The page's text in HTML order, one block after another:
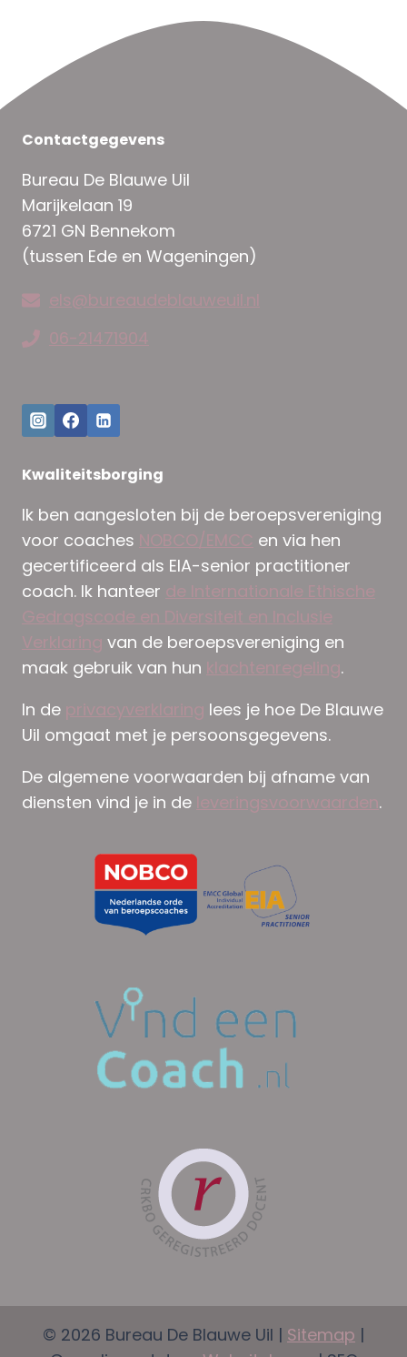
Contactgegevens
Bureau De Blauwe Uil
Marijkelaan 19
6721 GN Bennekom
(tussen Ede en Wageningen)
els@bureaudeblauweuil.nl
06-21471904
Kwaliteitsborging
Ik ben aangesloten bij de beroepsvereniging
voor coaches NOBCO/EMCC en via hen
gecertificeerd als EIA-senior practitioner
coach. Ik hanteer de Internationale Ethische
Gedragscode en Diversiteit en Inclusie
Verklaring van de beroepsvereniging en
maak gebruik van hun klachtenregeling.
In de privacyverklaring lees je hoe De Blauwe
Uil omgaat met je persoonsgegevens.
De algemene voorwaarden bij afname van
diensten vind je in de leveringsvoorwaarden.
© 2026 Bureau De Blauwe Uil | Sitemap |